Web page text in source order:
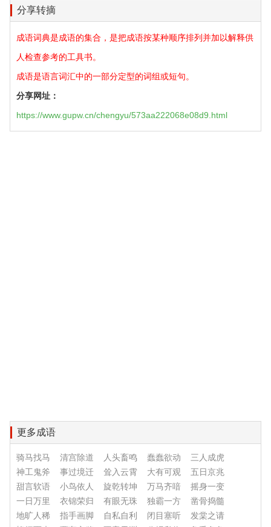
分享转摘
成语词典是成语的集合，是把成语按某种顺序排列并加以解释供
人检查参考的工具书。
成语是语言词汇中的一部分定型的词组或短句。
分享网址：
https://www.gupw.cn/chengyu/573aa222068e08d9.html
更多成语
骑马找马 清宫除道 人头畜鸣 蠢蠢欲动
三人成虎
神工鬼斧
事过境迁 耸入云霄 大有可观
五日京兆
甜言软语
小鸟依人 旋乾转坤 万马齐喑
摇身一变
一日万里
衣锦荣归 有眼无珠 独霸一方
凿骨捣髓
地旷人稀
指手画脚 自私自利 闭目塞听
发棠之请